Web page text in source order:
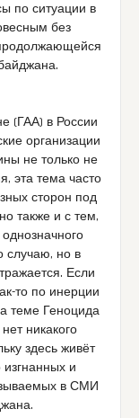
по ситуации в
без
(ГАА) в России
организации
не только не
эта тема часто
сторон под
также и с тем,
случаю, но в
Если
то по инерции
теме Геноцида
никакого
здесь живёт
и
в СМИ